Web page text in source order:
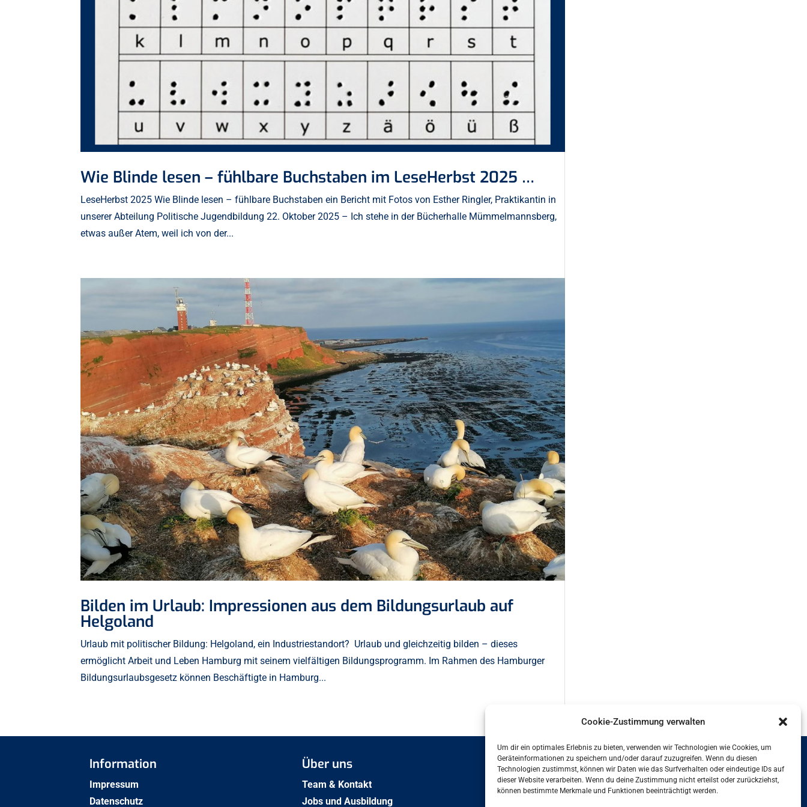
Cookie-Zustimmung verwalten
Um dir ein optimales Erlebnis zu bieten, verwenden wir Technologien wie Cookies, um
Geräteinformationen zu speichern und/oder darauf zuzugreifen. Wenn du diesen
Technologien zustimmst, können wir Daten wie das Surfverhalten oder eindeutige IDs auf
dieser Website verarbeiten. Wenn du deine Zustimmung nicht erteilst oder zurückziehst,
können bestimmte Merkmale und Funktionen beeinträchtigt werden.
Wie Blinde lesen – fühlbare Buchstaben im LeseHerbst 2025 …
LeseHerbst 2025 Wie Blinde lesen – fühlbare Buchstaben ein Bericht mit Fotos von Esther Ringler, Praktikantin in
unserer Abteilung Politische Jugendbildung 22. Oktober 2025 – Ich stehe in der Bücherhalle Mümmelmannsberg,
etwas außer Atem, weil ich von der...
Bilden im Urlaub: Impressionen aus dem Bildungsurlaub auf
Helgoland
Urlaub mit politischer Bildung: Helgoland, ein Industriestandort? Urlaub und gleichzeitig bilden – dieses
ermöglicht Arbeit und Leben Hamburg mit seinem vielfältigen Bildungsprogramm. Im Rahmen des Hamburger
Bildungsurlaubsgesetz können Beschäftigte in Hamburg...
Information
Impressum
Datenschutz
Über uns
Team & Kontakt
Jobs und Ausbildung
Arbeit und Leben Hamburg GmbH
Besenbinderhof 60